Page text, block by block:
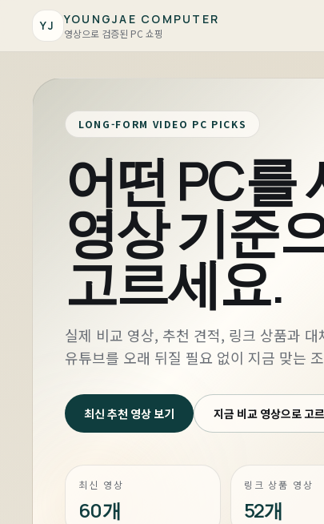
YJ YOUNGJAE COMPUTER
영상으로 검증된 PC 쇼핑
LONG-FORM VIDEO PC PICKS
어떤 PC를
영상 기준
고르세요.
실제 비교 영상, 추천 견적, 링크 상품과
유튜브를 오래 뒤질 필요 없이 지금 맞는
최신 추천 영상 보기 지금 비교 영상으로 고
최신 영상
60개
링크 상품 영상
52개